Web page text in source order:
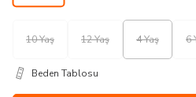
10 Yaş 12 Yaş 4 Yaş 6
Beden Tablosu